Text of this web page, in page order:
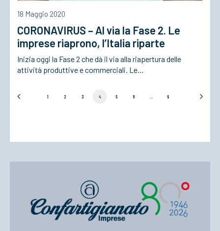
18 Maggio 2020
CORONAVIRUS – Al via la Fase 2. Le
imprese riaprono, l’Italia riparte
Inizia oggi la Fase 2 che dà il via alla riapertura delle
attività produttive e commerciali. Le…
1 2 3 4 5 6 9